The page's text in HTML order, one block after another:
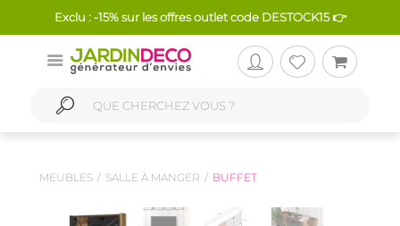
Exclu : -15% sur les offres outlet code DESTOCK15 👉
MEUBLES SALLE À MANGER BUFFET